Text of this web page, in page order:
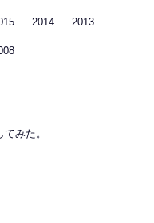
2014 2013
みた。